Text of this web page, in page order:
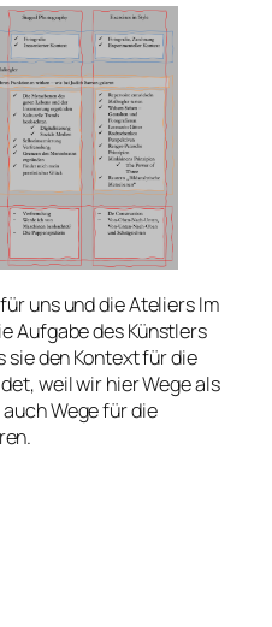
uns und die Ateliers Im
Aufgabe des Künstlers
den Kontext für die
weil wir hier Wege als
Wege für die